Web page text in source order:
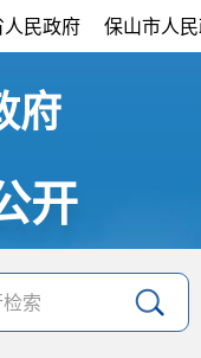
民政府 保山市人
府
开